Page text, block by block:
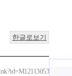
한글로보기